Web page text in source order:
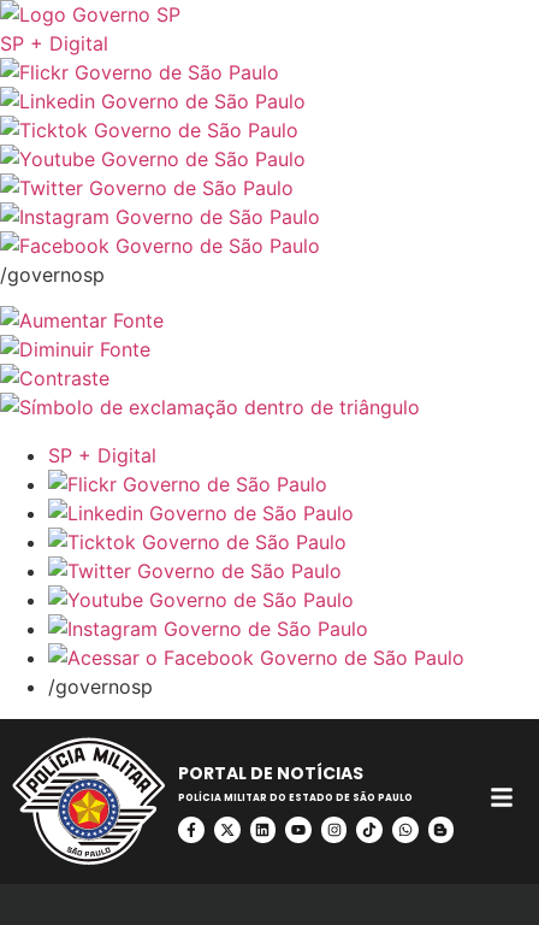
SP + Digital
/governosp
SP + Digital
/governosp
PORTAL DE NOTÍCIAS
POLÍCIA MILITAR DO ESTADO DE SÃO PAULO